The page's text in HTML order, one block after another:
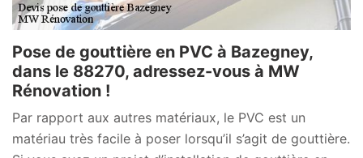
Pose de gouttière en PVC à Bazegney,
dans le 88270, adressez-vous à MW
Rénovation !
Par rapport aux autres matériaux, le PVC est un
matériau très facile à poser lorsqu’il s’agit de gouttière.